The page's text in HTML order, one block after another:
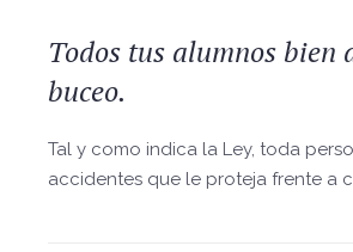
Todos tus alumnos bien
buceo.
Tal y como indica la Ley, toda
accidentes que le proteja frente a